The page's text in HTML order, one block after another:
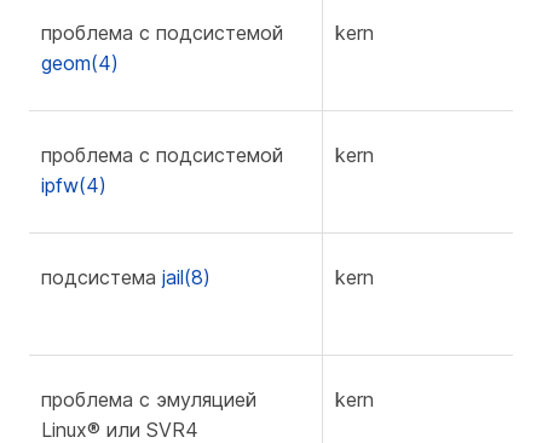
проблема с подсистемой
geom(4)
kern
проблема с подсистемой
ipfw(4)
kern
подсистема jail(8) kern
проблема с эмуляцией
Linux® или SVR4
kern